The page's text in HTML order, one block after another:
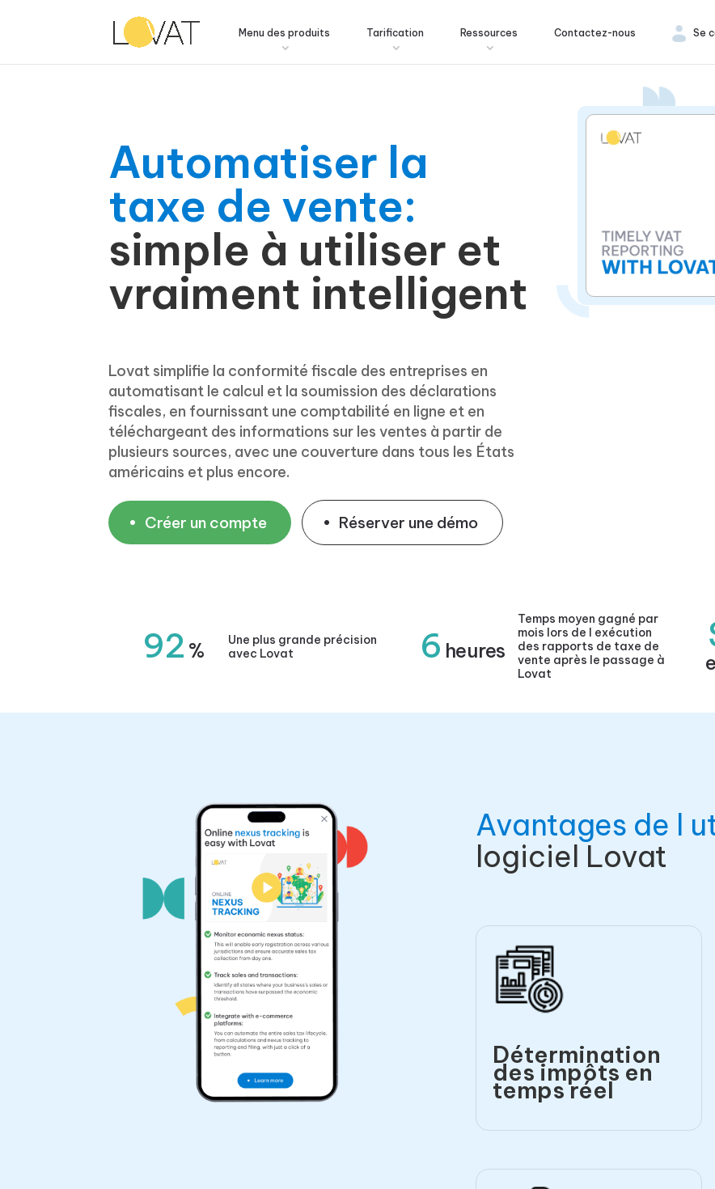
Menu des produits Tarification Ressources Contactez-nous Se
Automatiser la
taxe de vente:
simple à utiliser et
vraiment intelligent
Lovat simplifie la conformité fiscale des entreprises en
automatisant le calcul et la soumission des déclarations
fiscales, en fournissant une comptabilité en ligne et en
téléchargeant des informations sur les ventes à partir de
plusieurs sources, avec une couverture dans tous les États
américains et plus encore.
Créer un compte Réserver une démo
92 %
Une plus grande précision
avec Lovat
6 heures
Temps moyen gagné par
mois lors de l exécution
des rapports de taxe de
vente après le passage à
Lovat
Avantages de l
logiciel Lovat
Détermination
des impôts en
temps réel